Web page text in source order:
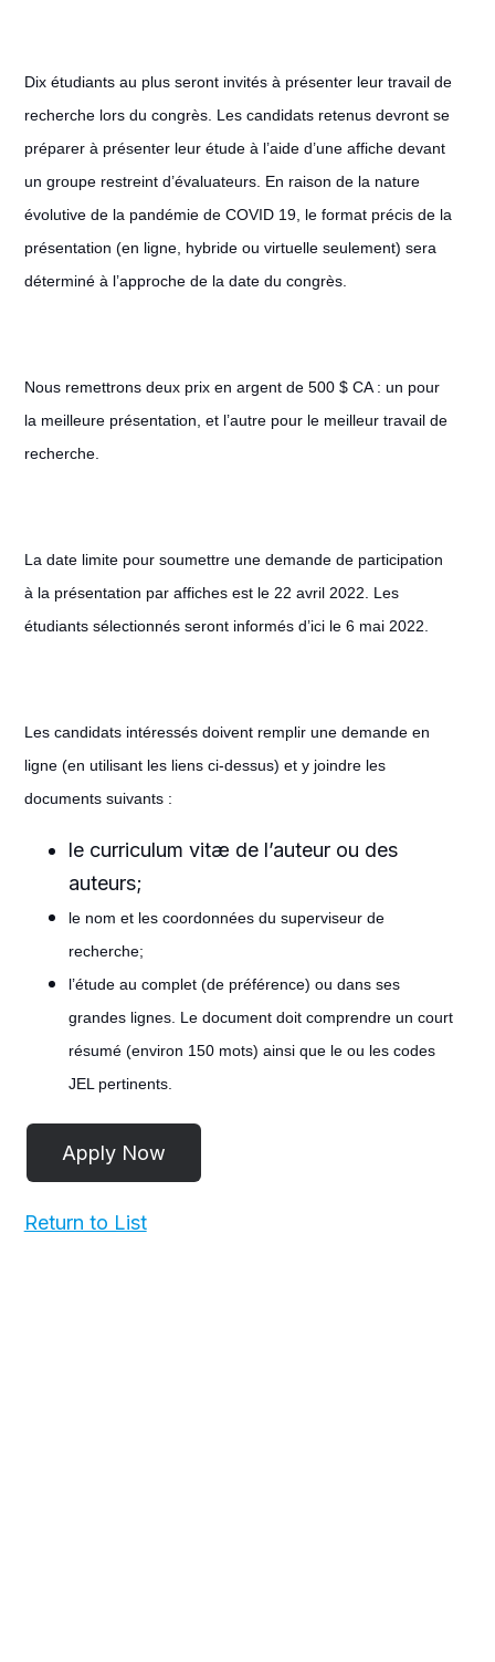
Dix étudiants au plus seront invités à présenter leur travail de
recherche lors du congrès. Les candidats retenus devront se
préparer à présenter leur étude à l’aide d’une affiche devant
un groupe restreint d’évaluateurs. En raison de la nature
évolutive de la pandémie de COVID 19, le format précis de la
présentation (en ligne, hybride ou virtuelle seulement) sera
déterminé à l’approche de la date du congrès.
Nous remettrons deux prix en argent de 500 $ CA : un pour
la meilleure présentation, et l’autre pour le meilleur travail de
recherche.
La date limite pour soumettre une demande de participation
à la présentation par affiches est le 22 avril 2022. Les
étudiants sélectionnés seront informés d’ici le 6 mai 2022.
Les candidats intéressés doivent remplir une demande en
ligne (en utilisant les liens ci-dessus) et y joindre les
documents suivants :
le curriculum vitæ de l’auteur ou des
auteurs;
le nom et les coordonnées du superviseur de
recherche;
l’étude au complet (de préférence) ou dans ses
grandes lignes. Le document doit comprendre un court
résumé (environ 150 mots) ainsi que le ou les codes
JEL pertinents.
Return to List